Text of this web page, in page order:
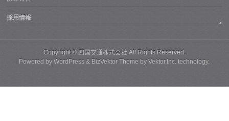
採用情報
Copyright © 四国交通株式会社All Rights Reserved.
Powered byWordPress & BizVektor Theme byVektor,Inc. technology.